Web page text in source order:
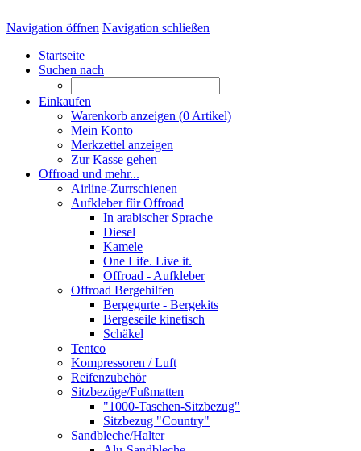
Navigation öffnen Navigation schließen
Startseite
Suchen nach
Einkaufen
Warenkorb anzeigen (0 Artikel)
Mein Konto
Merkzettel anzeigen
Zur Kasse gehen
Offroad und mehr...
Airline-Zurrschienen
Aufkleber für Offroad
In arabischer Sprache
Diesel
Kamele
One Life. Live it.
Offroad - Aufkleber
Offroad Bergehilfen
Bergegurte - Bergekits
Bergeseile kinetisch
Schäkel
Tentco
Kompressoren / Luft
Reifenzubehör
Sitzbezüge/Fußmatten
"1000-Taschen-Sitzbezug"
Sitzbezug "Country"
Sandbleche/Halter